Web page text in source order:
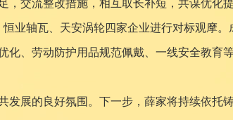
交流整改措施，相互取长补短，共谋优化提
业轴瓦、天安涡轮四家企业进行对标观摩
、劳动防护用品规范佩戴、一线安全教育
展的良好氛围。下一步，薛家将持续依托